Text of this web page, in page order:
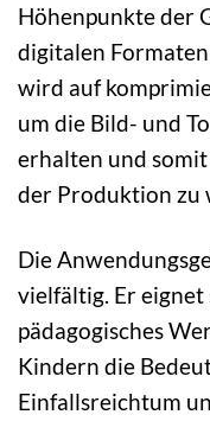
Höhenpunkte der
digitalen
wird auf
um die Bild- und
erhalten und
der Produktion zu
Die
vielfältig. Er
pädagogisches
Kindern die
Einfallsreichtum